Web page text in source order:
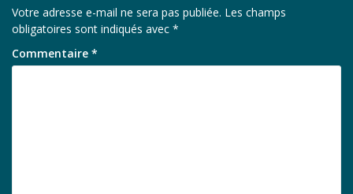
Votre adresse e-mail ne sera pas publiée. Les champs
obligatoires sont indiqués avec *
Commentaire *